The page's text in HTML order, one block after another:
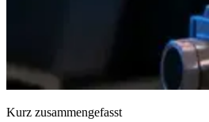
Kurz zusammengefasst